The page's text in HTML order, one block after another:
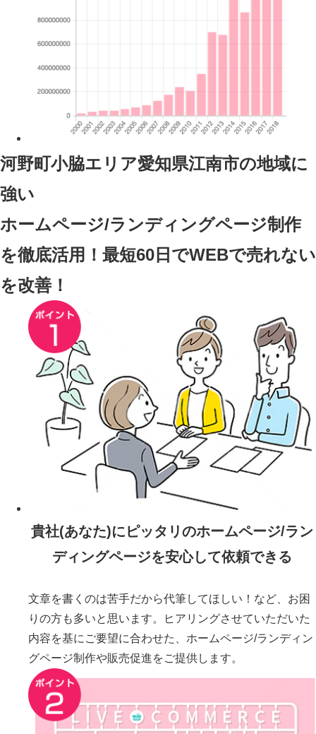
河野町小脇エリア愛知県江南市の地域に
強い
ホームページ/ランディングページ制作
を徹底活用！最短60日でWEBで売れない
を改善！
貴社(あなた)にピッタリのホームページ/ラン
ディングページを安心して依頼できる
文章を書くのは苦手だから代筆してほしい！など、お困
りの方も多いと思います。ヒアリングさせていただいた
内容を基にご要望に合わせた、ホームページ/ランディン
グページ制作や販売促進をご提供します。